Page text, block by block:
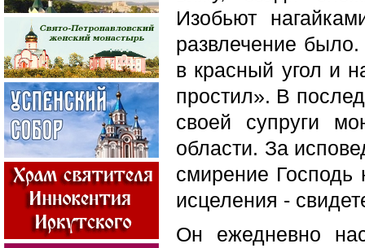
Изобьют
развлечение
в красный угол и
простил». В
своей супруги
области. За
смирение Господь
исцеления -
Он ежедневно